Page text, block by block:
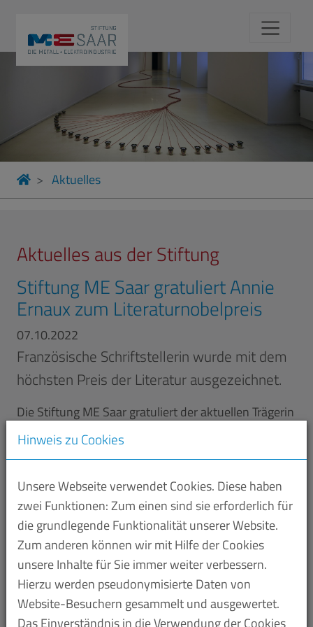
Aktuelles
Aktuelles aus der Stiftung
Stiftung ME Saar gratuliert Annie
Ernaux zum Literaturnobelpreis
07.10.2022
Französische Schriftstellerin wurde mit dem
höchsten Preis der Literatur ausgezeichnet.
Die Stiftung ME Saar gratuliert der aktuellen Trägerin
des Literaturnobelpreises, Annie Ernaux, zu dieser
hohen Auszeichnung. „Wir hatten die Freude, Annie
Helmlé-Preises an die Übersetzerin Sonja Finck hier
bei uns im Saarland als Gast zu begrüßen“, sagt
Oswald Bubel, Vorstandsvorsitzender der Stiftung
ME Saar. „Wir freuen uns sehr, dass die
beeindruckende Autorin Annie Ernaux mit dem
renommiertesten Literaturpreis der Welt
ausgezeichnet wurde.“
Hinweis zu Cookies
Unsere Webseite verwendet Cookies. Diese haben
zwei Funktionen: Zum einen sind sie erforderlich für
die grundlegende Funktionalität unserer Website.
Zum anderen können wir mit Hilfe der Cookies
unsere Inhalte für Sie immer weiter verbessern.
Hierzu werden pseudonymisierte Daten von
Website-Besuchern gesammelt und ausgewertet.
Das Einverständnis in die Verwendung der Cookies